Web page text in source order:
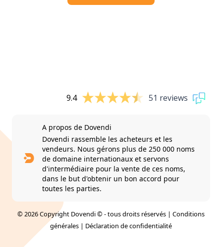
9.4 51 reviews
A propos de Dovendi
Dovendi rassemble les acheteurs et les
vendeurs. Nous gérons plus de 250 000 noms
de domaine internationaux et servons
d'intermédiaire pour la vente de ces noms,
dans le but d'obtenir un bon accord pour
toutes les parties.
© 2026 Copyright Dovendi © - tous droits réservés | Conditions
générales | Déclaration de confidentialité